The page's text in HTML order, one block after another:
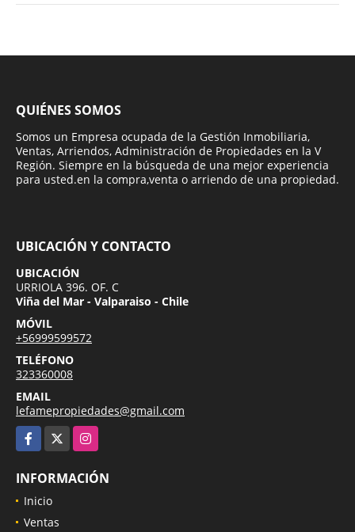
QUIÉNES SOMOS
Somos un Empresa ocupada de la Gestión Inmobiliaria,
Ventas, Arriendos, Administración de Propiedades en la V
Región. Siempre en la búsqueda de una mejor experiencia
para usted.en la compra,venta o arriendo de una propiedad.
UBICACIÓN Y CONTACTO
UBICACIÓN
URRIOLA 396. OF. C
Viña del Mar - Valparaiso - Chile
MÓVIL
+56999599572
TELÉFONO
323360008
EMAIL
lefamepropiedades@gmail.com
Facebook
Instagram
INFORMACIÓN
Inicio
Ventas